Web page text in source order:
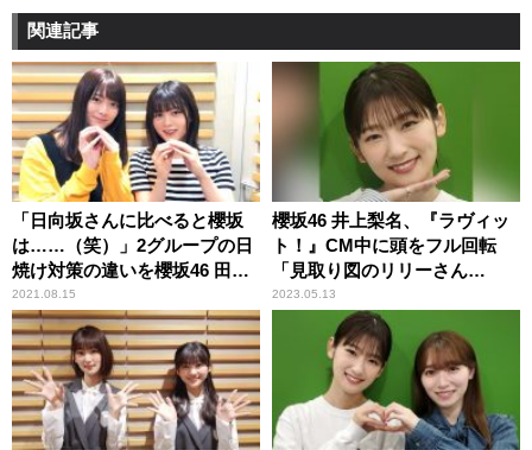
関連記事
「日向坂さんに比べると櫻坂
は……（笑）」2グループの日
焼け対策の違いを櫻坂46 田村
保乃＆尾関梨香が振り返る
2021.08.15
櫻坂46 井上梨名、『ラヴィッ
ト！』CM中に頭をフル回転
「見取り図のリリーさん
が……」
2023.05.13